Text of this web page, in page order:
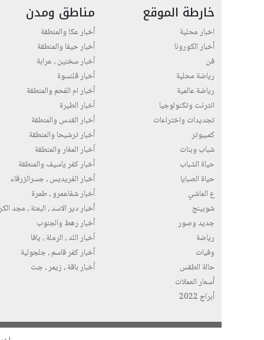
خارطة الموقع
اخبار محلية
أخبار الكورونا
فن
رياضة محلية
رياضة عالمية
انترنت وتكنولوجيا
تجديدات واختراعات
كمبيوتر
شباب وبنات
حياة الشباب
حياة الصبايا
ع الماشي
شوبينج
جديد وصور
رياضة
وفيات
حالة الطقس
أسعار العملات
أبراج 2022
مناطق ومدن
أخبار عكا والمنطقة
أخبار حيفا والمنطقة
أخبار سخنين ، عرابة
أخبار قلنسوة
أخبار ام الفحم والمنطقة
أخبار الطيرة
أخبار القدس والمنطقة
أخبار ترشيحا والمنطقة
أخبار المغار والمنطقة
أخبار كفر ياسيف والمنطقة
أخبار الفريديس ، جسرالزرقاء
أخبار شفاعمرو ، طمرة
أخبار دير الاسد ، البعنة ، مجد
أخبار رهط والجنوب
أخبار اللد ، الرملة ، يافا
أخبار كفر قاسم ، جلجولية
أخبار باقة ، زيمر ، جت